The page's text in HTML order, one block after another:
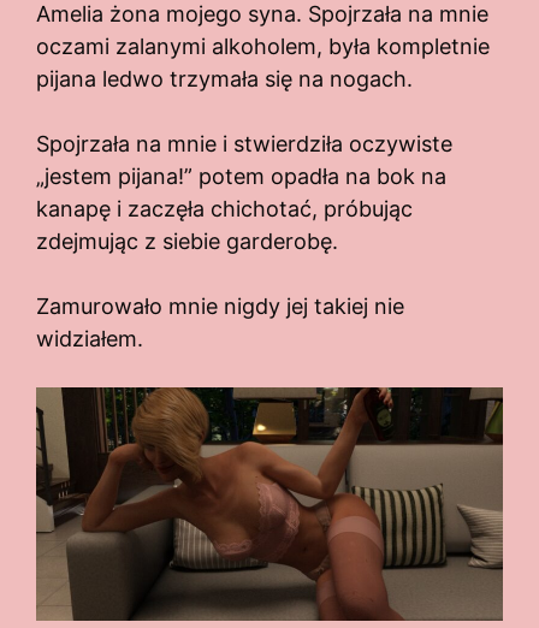
Amelia żona mojego syna. Spojrzała na mnie
oczami zalanymi alkoholem, była kompletnie
pijana ledwo trzymała się na nogach.
Spojrzała na mnie i stwierdziła oczywiste
„jestem pijana!” potem opadła na bok na
kanapę i zaczęła chichotać, próbując
zdejmując z siebie garderobę.
Zamurowało mnie nigdy jej takiej nie
widziałem.